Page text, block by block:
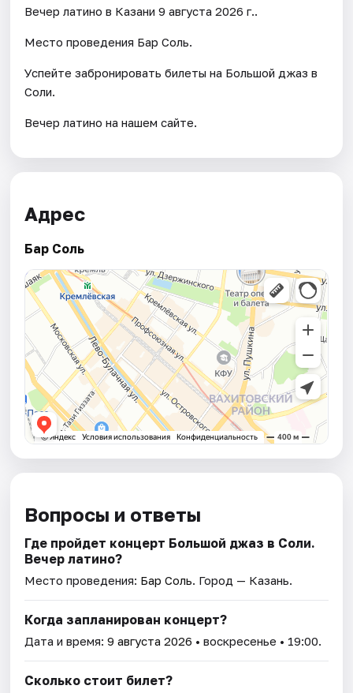
Вечер латино в Казани 9 августа 2026 г..
Место проведения Бар Соль.
Успейте забронировать билеты на Большой джаз в
Соли.
Вечер латино на нашем сайте.
Адрес
Бар Соль
Вопросы и ответы
Где пройдет концерт Большой джаз в Соли.
Вечер латино?
Место проведения: Бар Соль. Город — Казань.
Когда запланирован концерт?
Дата и время:9 августа 2026 • воскресенье • 19:00.
Сколько стоит билет?